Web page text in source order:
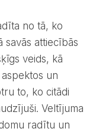
savās attiecībās
veids, kā
un
to, ko citādi
Veltījuma
radītu un